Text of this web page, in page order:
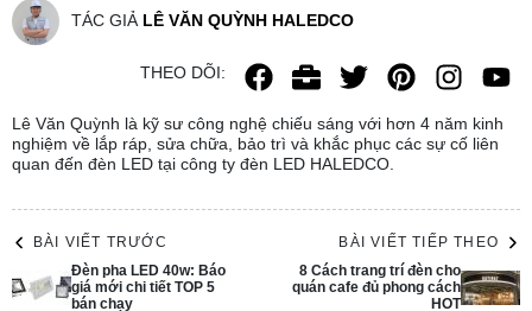
TÁC GIẢ LÊ VĂN QUỲNH HALEDCO
THEO DÕI:
Lê Văn Quỳnh là kỹ sư công nghệ chiếu sáng với hơn 4 năm kinh
nghiệm về lắp ráp, sửa chữa, bảo trì và khắc phục các sự cố liên
quan đến đèn LED tại công ty đèn LED HALEDCO.
BÀI VIẾT TRƯỚC
Đèn pha LED 40w: Báo
giá mới chi tiết TOP 5
bán chạy
BÀI VIẾT TIẾP THEO
8 Cách trang trí đèn cho
quán cafe đủ phong cách
HOT